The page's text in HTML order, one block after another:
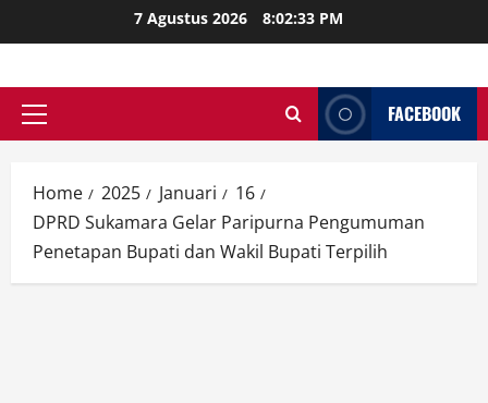
to
7 Agustus 2026 8:02:35 PM
Primary
FACEBOOK
Home 2025 Januari
16
DPRD Sukamara Gelar Paripurna Pengumuman
Penetapan Bupati dan Wakil Bupati Terpilih